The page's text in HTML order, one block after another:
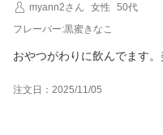
myann2さん
女性
50代
フレーバー:黒蜜きなこ
おやつがわりに飲んでます。
注文日：2025/11/05